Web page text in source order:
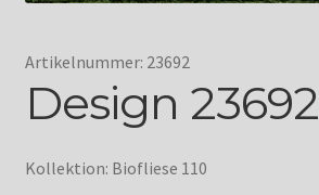
Artikelnummer: 23692
Design 23692
Kollektion: Biofliese 110